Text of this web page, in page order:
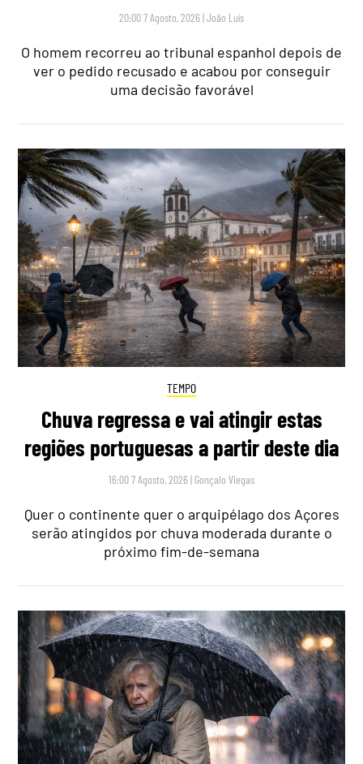
20:00 7 Agosto, 2026 |João Luís
O homem recorreu ao tribunal espanhol depois de
ver o pedido recusado e acabou por conseguir
uma decisão favorável
TEMPO
Chuva regressa e vai atingir estas
regiões portuguesas a partir deste dia
16:00 7 Agosto, 2026 | Gonçalo Viegas
Quer o continente quer o arquipélago dos Açores
serão atingidos por chuva moderada durante o
próximo fim-de-semana